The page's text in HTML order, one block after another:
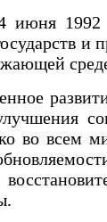
1992
и
во всем